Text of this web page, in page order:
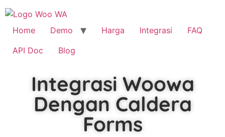
Home Demo Harga Integrasi
FAQ
API Doc
Blog
Integrasi Woowa
Dengan Caldera
Forms